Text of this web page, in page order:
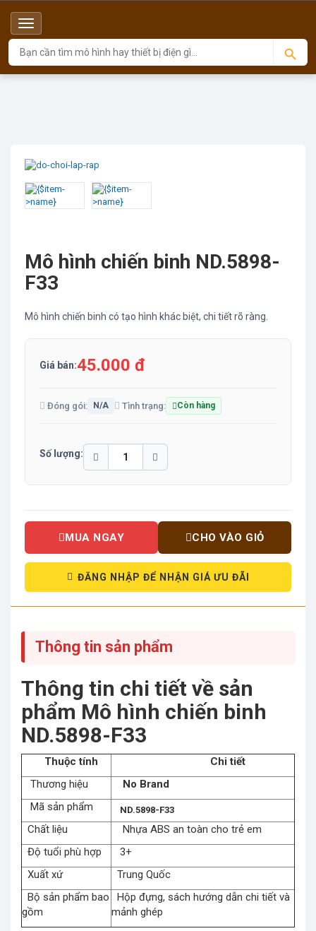
Menu
Top
Sản phẩm NO BRAND Mô hình chiến binh ND.5898-F33
Mô hình chiến binh ND.5898-
F33
Mô hình chiến binh có tạo hình khác biệt, chi tiết rõ ràng.
Giá bán:45.000 đ
Đóng gói: N/A Tình trạng: Còn hàng
Số lượng:
MUA NGAY CHO VÀO GIỎ
ĐĂNG NHẬP ĐỂ NHẬN GIÁ ƯU ĐÃI
Thông tin sản phẩm
Thông tin chi tiết về sản
phẩm Mô hình chiến binh
ND.5898-F33
Thuộc tính
Chi tiết
Thương hiệu
No Brand
Mã sản phẩm
ND.5898-F33
Chất liệu
Nhựa ABS an toàn cho trẻ em
Độ tuổi phù hợp
3+
Xuất xứ
Trung Quốc
Bộ sản phẩm bao
gồm
Hộp đựng, sách hướng dẫn chi tiết và
mảnh ghép